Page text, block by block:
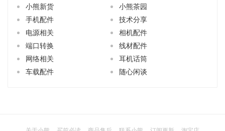
小熊新货
小熊茶园
手机配件
技术分享
电源相关
相机配件
端口转换
线材配件
网络相关
耳机话筒
车载配件
随心闲谈